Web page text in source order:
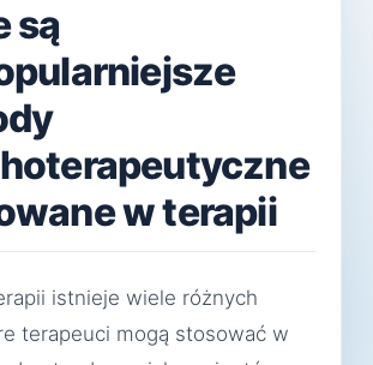
są
w terapii
istnieje wiele różnych
terapeuci mogą stosować w